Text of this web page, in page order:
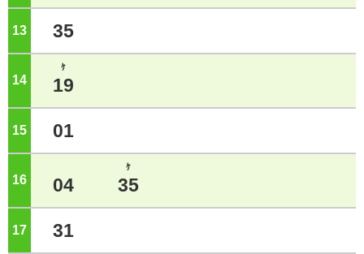
13 35
14
ｹ
19
15 01
16 04
ｹ
35
17 31